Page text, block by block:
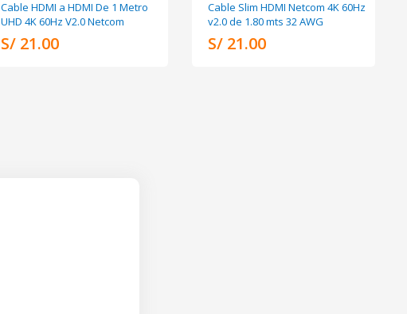
Cable HDMI a HDMI De 1 Metro
UHD 4K 60Hz V2.0 Netcom
S/ 21.00
Cable Slim HDMI Netcom 4K 60Hz
v2.0 de 1.80 mts 32 AWG
S/ 21.00